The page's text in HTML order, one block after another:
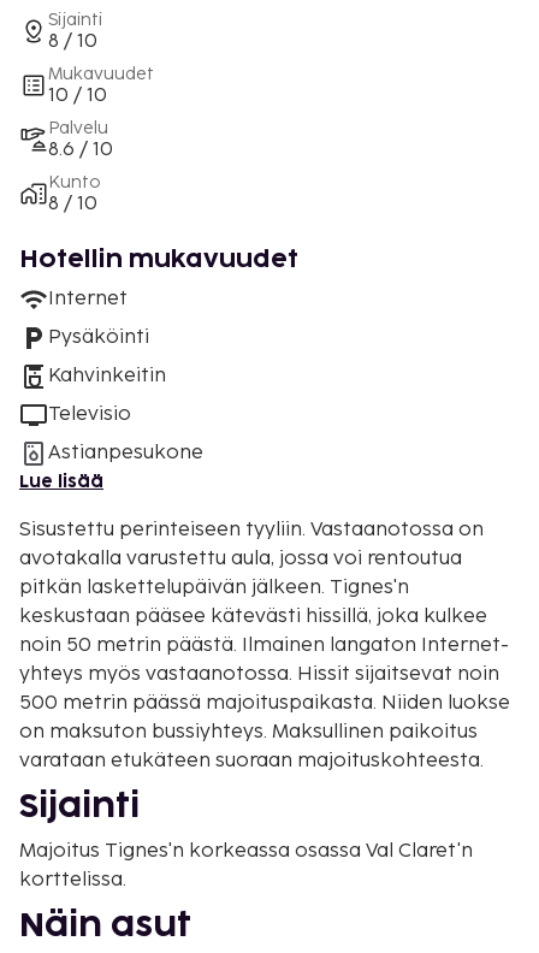
Sijainti
8 / 10
Mukavuudet
10 / 10
Palvelu
8.6 / 10
Kunto
8 / 10
Hotellin mukavuudet
Internet
Pysäköinti
Kahvinkeitin
Televisio
Astianpesukone
Lue lisää
Sisustettu perinteiseen tyyliin. Vastaanotossa on
avotakalla varustettu aula, jossa voi rentoutua
pitkän laskettelupäivän jälkeen. Tignes'n
keskustaan pääsee kätevästi hissillä, joka kulkee
noin 50 metrin päästä. Ilmainen langaton Internet-
yhteys myös vastaanotossa. Hissit sijaitsevat noin
500 metrin päässä majoituspaikasta. Niiden luokse
on maksuton bussiyhteys. Maksullinen paikoitus
varataan etukäteen suoraan majoituskohteesta.
Sijainti
Majoitus Tignes'n korkeassa osassa Val Claret'n
korttelissa.
Näin asut